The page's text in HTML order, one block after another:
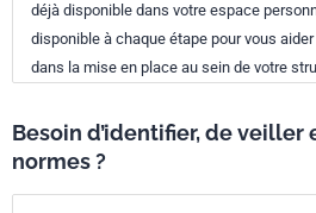
déjà disponible dans votre espace
disponible à chaque étape pour vous
dans la mise en place au sein de votre
Besoin d’identifier, de
normes ?